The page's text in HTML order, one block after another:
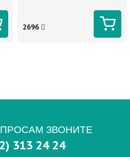
2696
ЗВОНИТЕ
313 24 24